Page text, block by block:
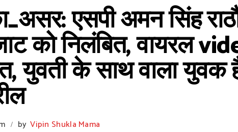
एसपी अमन सिंह
को निलंबित, वायरल
युवती के साथ वाला
/ by Vipin Shukla Mama